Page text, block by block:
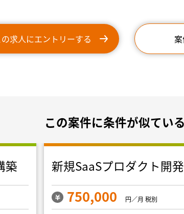
の求人にエントリーする
この案件に条件が似てい
築 新規SaaSプロダクト開発
750,000 円／月 税別